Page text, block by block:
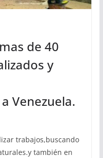
de 40
y
Venezuela.
trabajos,buscando
también en